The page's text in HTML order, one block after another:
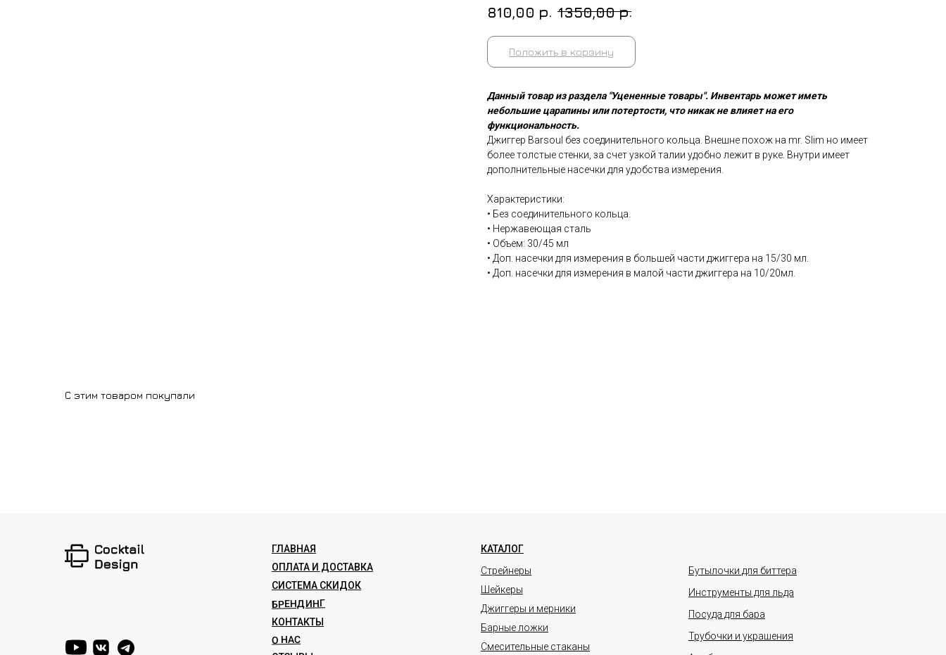
810,00 р. 1350,00 р.
Положить в корзину
Данный товар из раздела "Уцененные товары". Инвентарь может иметь
небольшие царапины или потертости, что никак не влияет на его
функциональность.
Джиггер Barsoul без соединительного кольца. Внешне похож на mr. Slim но имеет
более толстые стенки, за счет узкой талии удобно лежит в руке. Внутри имеет
дополнительные насечки для удобства измерения.
Характеристики:
• Без соединительного кольца.
• Нержавеющая сталь
• Объем: 30/45 мл
• Доп. насечки для измерения в большей части джиггера на 15/30 мл.
• Доп. насечки для измерения в малой части джиггера на 10/20мл.
С этим товаром покупали
ГЛАВНАЯ
ОПЛАТА И ДОСТАВКА
СИСТЕМА СКИДОК
КОНТАКТЫ
КАТАЛОГ
Стрейнеры
Шейкеры
Джиггеры и мерники
Барные ложки
Смесительные стаканы
Бутылочки для биттера
Инструменты для льда
Посуда для бара
Трубочки и украшения
БРЕНДИНГ
О НАС